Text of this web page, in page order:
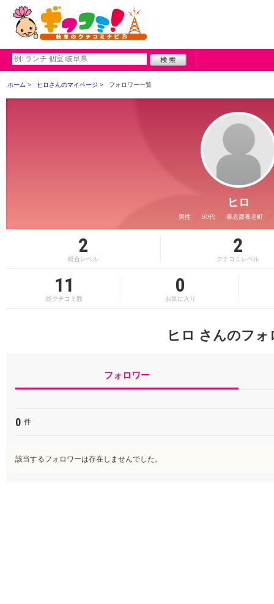
ホーム ヒロさんのマイページ フォロワー一覧
ヒロ
男性 60代 養老郡養老町
2
総合レベル
2
クチコミレベル
11
総クチコミ数
0
お気に入り
ヒロ さんのフォ
フォロワー
0 件
該当するフォロワーは存在しませんでした。